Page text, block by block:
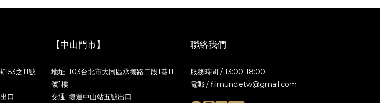
153之11號
口
【中山門市】
地址: 103台北市大同區承德路二段1巷11
號1樓
交通: 捷運中山站五號出口
聯絡我們
服務時間 / 13:00-18:00
電郵 / filmuncletw@gmail.com